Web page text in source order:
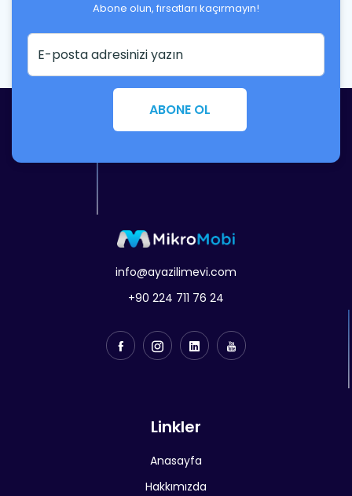
Abone olun, fırsatları kaçırmayın!
ABONE OL
info@ayazilimevi.com
+90 224 711 76 24
Linkler
Anasayfa
Hakkımızda